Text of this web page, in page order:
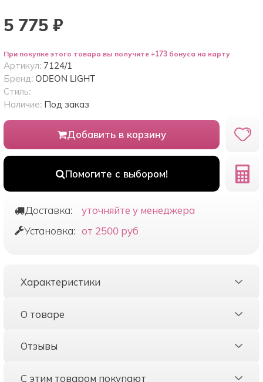
5 775 ₽
При покупке этого товара вы получите +173 бонуса на карту
Добавить в корзину
Помогите с выбором!
Артикул: 7124/1
Бренд: ODEON LIGHT
Стиль:
Наличие: Под заказ
Доставка:
уточняйте у менеджера
Установка: от 2500 руб
Характеристики
О товаре
Отзывы
С этим товаром покупают